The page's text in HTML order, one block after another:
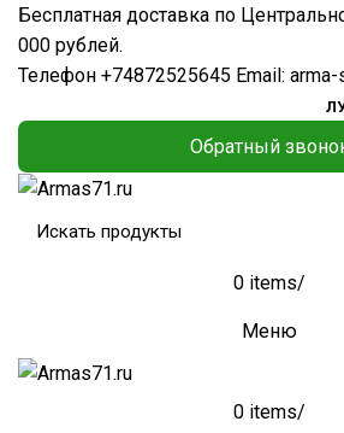
Бесплатная доставка по
000 рублей.
Телефон +74872525645 Email: arma-
Обратный
0 items/
Меню
0 items/